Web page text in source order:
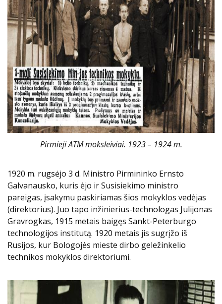
Pirmieji ATM moksleiviai. 1923 – 1924 m.
1920 m. rugsėjo 3 d. Ministro Pirmininko Ernsto
Galvanausko, kuris ėjo ir Susisiekimo ministro
pareigas, įsakymu paskiriamas šios mokyklos vedėjas
(direktorius). Juo tapo inžinierius-technologas Julijonas
Gravrogkas, 1915 metais baigęs Sankt-Peterburgo
technologijos institutą. 1920 metais jis sugrįžo iš
Rusijos, kur Bologojės mieste dirbo geležinkelio
technikos mokyklos direktoriumi.